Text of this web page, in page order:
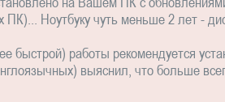
ПК)... Ноутбуку чуть меньше 2 лет -
быстрой) работы рекомендуется
выяснил, что больше